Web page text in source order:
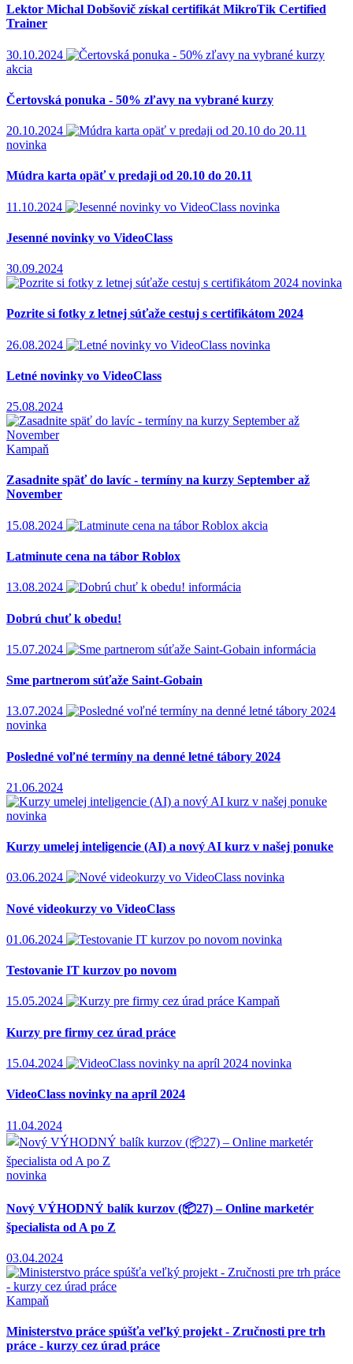
Lektor Michal Dobšovič získal certifikát MikroTik Certified
Trainer
30.10.2024
akcia
Čertovská ponuka - 50% zľavy na vybrané kurzy
20.10.2024
novinka
Múdra karta opäť v predaji od 20.10 do 20.11
11.10.2024 novinka
Jesenné novinky vo VideoClass
30.09.2024
novinka
Pozrite si fotky z letnej súťaže cestuj s certifikátom 2024
26.08.2024 novinka
Letné novinky vo VideoClass
25.08.2024
Kampaň
Zasadnite späť do lavíc - termíny na kurzy September až
November
15.08.2024 akcia
Latminute cena na tábor Roblox
13.08.2024 informácia
Dobrú chuť k obedu!
15.07.2024 informácia
Sme partnerom súťaže Saint-Gobain
13.07.2024
novinka
Posledné voľné termíny na denné letné tábory 2024
21.06.2024
novinka
Kurzy umelej inteligencie (AI) a nový AI kurz v našej ponuke
03.06.2024 novinka
Nové videokurzy vo VideoClass
01.06.2024 novinka
Testovanie IT kurzov po novom
15.05.2024 Kampaň
Kurzy pre firmy cez úrad práce
15.04.2024 novinka
VideoClass novinky na apríl 2024
11.04.2024
novinka
Nový VÝHODNÝ balík kurzov (📦27) – Online marketér
špecialista od A po Z
03.04.2024
Kampaň
Ministerstvo práce spúšťa veľký projekt - Zručnosti pre trh
práce - kurzy cez úrad práce